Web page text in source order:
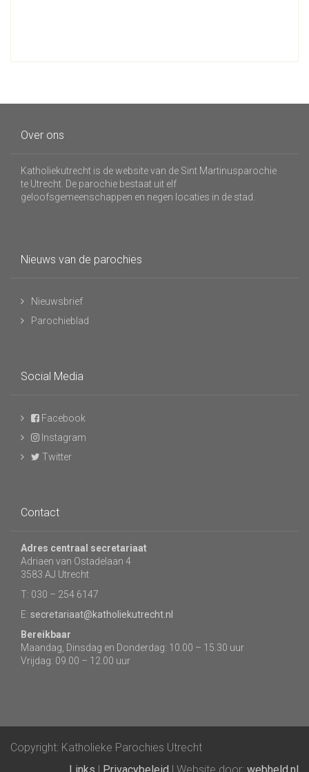
Over ons
Katholiekutrecht is de website van de Sint Martinusparochie
te Utrecht. De parochie bestaat uit elf
geloofsgemeenschappen en negen locaties in de stad.
Nieuws van de parochies
Nieuwsbrief
Parochieblad
Social Media
Facebook
Instagram
Twitter
Contact
Adres centraal secretariaat
Adriaen van Ostadelaan 4
3583 AJ Utrecht
T: 030 – 254 6147
E: secretariaat@katholiekutrecht.nl
Bereikbaar
Maandag, Dinsdag en Donderdag: 10.00 – 15.30 uur
Vrijdag: 09.00 – 12.00 uur
Copyright: Katholieke Parochies Utrecht